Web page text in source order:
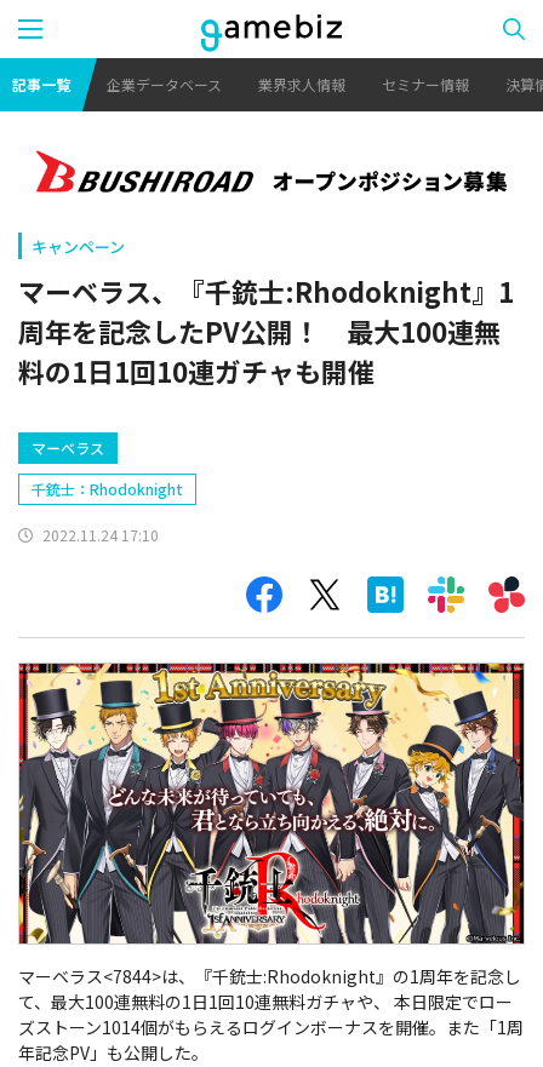
記事一覧 企業データベース 業界求人情報 セミナー情報 決算
キャンペーン
マーベラス、『千銃士:Rhodoknight』1
周年を記念したPV公開！ 最大100連無
料の1日1回10連ガチャも開催
マーベラス
千銃士：Rhodoknight
2022.11.24 17:10
マーベラス<7844>は、『千銃士:Rhodoknight』の1周年を記念し
て、最大100連無料の1日1回10連無料ガチャや、 本日限定でロー
ズストーン1014個がもらえるログインボーナスを開催。また「1周
年記念PV」も公開した。